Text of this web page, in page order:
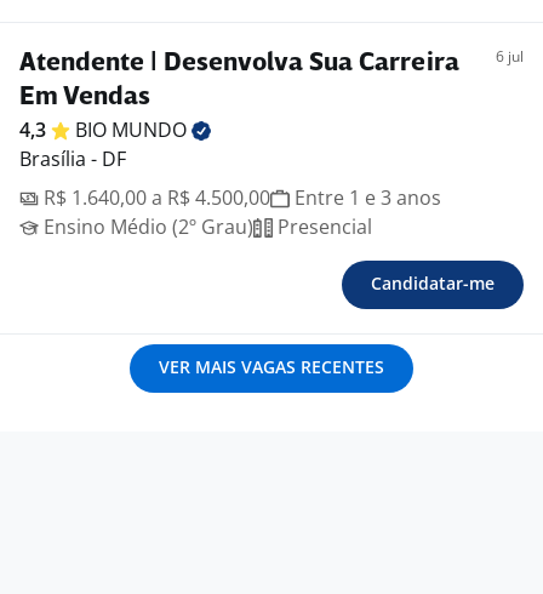
Atendente | Desenvolva Sua Carreira
Em Vendas
6 jul
4,3 BIO MUNDO
Brasília - DF
R$ 1.640,00 a R$ 4.500,00
Entre 1 e 3 anos
Ensino Médio (2º Grau)
Presencial
Candidatar-me
VER MAIS VAGAS RECENTES